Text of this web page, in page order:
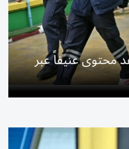
محتوى عنيفاً عبر